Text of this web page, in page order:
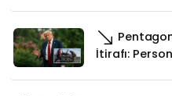
İtirafı: